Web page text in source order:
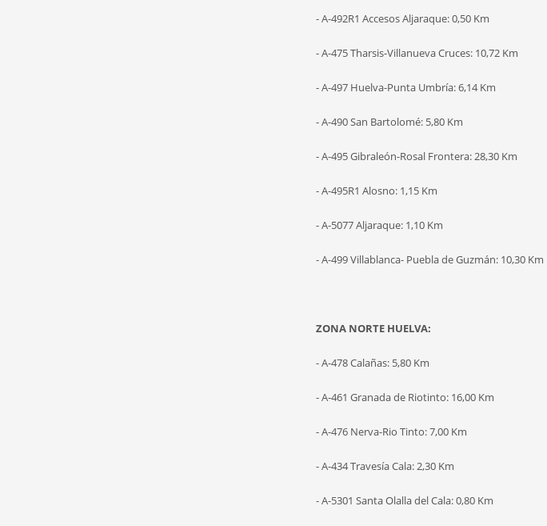
- A-492R1 Accesos Aljaraque: 0,50 Km
- A-475 Tharsis-Villanueva Cruces: 10,72 Km
- A-497 Huelva-Punta Umbría: 6,14 Km
- A-490 San Bartolomé: 5,80 Km
- A-495 Gibraleón-Rosal Frontera: 28,30 Km
- A-495R1 Alosno: 1,15 Km
- A-5077 Aljaraque: 1,10 Km
- A-499 Villablanca- Puebla de Guzmán: 10,30 Km
ZONA NORTE HUELVA:
- A-478 Calañas: 5,80 Km
- A-461 Granada de Riotinto: 16,00 Km
- A-476 Nerva-Rio Tinto: 7,00 Km
- A-434 Travesía Cala: 2,30 Km
- A-5301 Santa Olalla del Cala: 0,80 Km